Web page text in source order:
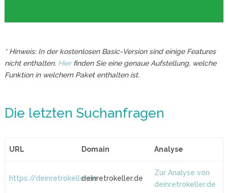
* Hinweis: In der kostenlosen Basic-Version sind einige Features
nicht enthalten. Hierfinden Sie eine genaue Aufstellung, welche
Funktion in welchem Paket enthalten ist.
Die letzten Suchanfragen
URL Domain Analyse
https://deinretrokeller.dedeinretrokeller.de
Zur Analyse von
deinretrokeller.de